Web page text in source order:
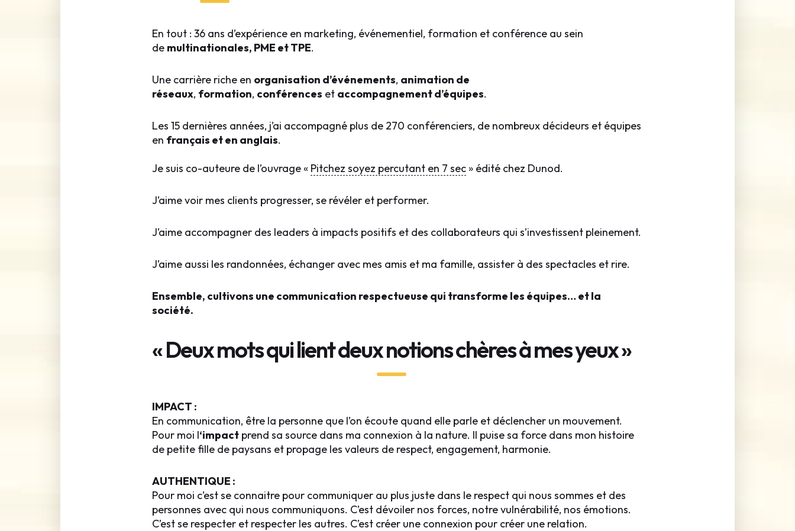
En tout : 36 ans d’expérience en marketing, événementiel, formation et conférence au sein
de multinationales, PME et TPE.
Une carrière riche en organisation d’événements, animation de
réseaux, formation, conférences et accompagnement d’équipes.
Les 15 dernières années, j’ai accompagné plus de 270 conférenciers, de nombreux décideurs et équipes
en français et en anglais.
Je suis co-auteure de l’ouvrage « Pitchez soyez percutant en 7 sec» édité chez Dunod.
J’aime voir mes clients progresser, se révéler et performer.
J’aime accompagner des leaders à impacts positifs et des collaborateurs qui s’investissent pleinement.
J’aime aussi les randonnées, échanger avec mes amis et ma famille, assister à des spectacles et rire.
Ensemble, cultivons une communication respectueuse qui transforme les équipes… et la
société.
« Deux mots qui lient deux notions chères à mes yeux »
IMPACT :
En communication, être la personne que l’on écoute quand elle parle et déclencher un mouvement.
Pour moi l‘impactprend sa source dans ma connexion à la nature. Il puise sa force dans mon histoire
de petite fille de paysans et propage les valeurs de respect, engagement, harmonie.
AUTHENTIQUE :
Pour moi c’est se connaitre pour communiquer au plus juste dans le respect qui nous sommes et des
personnes avec qui nous communiquons. C’est dévoiler nos forces, notre vulnérabilité, nos émotions.
C’est se respecter et respecter les autres. C’est créer une connexion pour créer une relation.